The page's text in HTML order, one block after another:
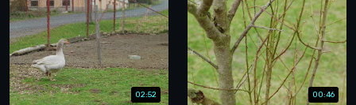
02:52 00:46